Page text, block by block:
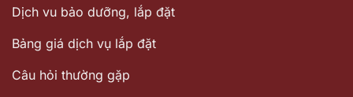
Dịch vu bảo dưỡng, lắp đặt
Bảng giá dịch vụ lắp đặt
Câu hỏi thường gặp